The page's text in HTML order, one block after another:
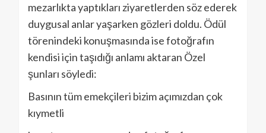
mezarlıkta yaptıkları ziyaretlerden söz ederek
duygusal anlar yaşarken gözleri doldu. Ödül
törenindeki konuşmasında ise fotoğrafın
kendisi için taşıdığı anlamı aktaran Özel
şunları söyledi:
Basının tüm emekçileri bizim açımızdan çok
kıymetli